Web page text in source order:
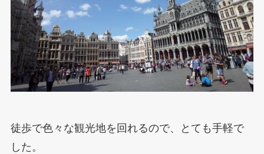
徒歩で色々な観光地を回れるので、とても手軽で
した。